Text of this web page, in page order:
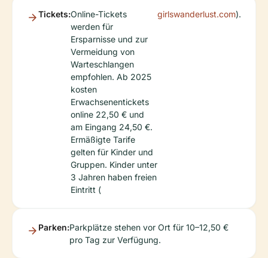
Tickets:Online-Tickets
werden für
Ersparnisse und zur
Vermeidung von
Warteschlangen
empfohlen. Ab 2025
kosten
Erwachsenentickets
online 22,50 € und
am Eingang 24,50 €.
Ermäßigte Tarife
gelten für Kinder und
Gruppen. Kinder unter
3 Jahren haben freien
Eintritt (
girlswanderlust.com).
Parken:Parkplätze stehen vor Ort für 10–12,50 €
pro Tag zur Verfügung.